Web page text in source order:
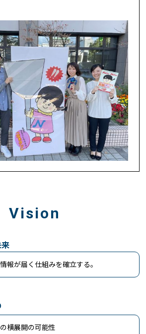
Vision
報が届く仕組みを確立する。
横展開の可能性